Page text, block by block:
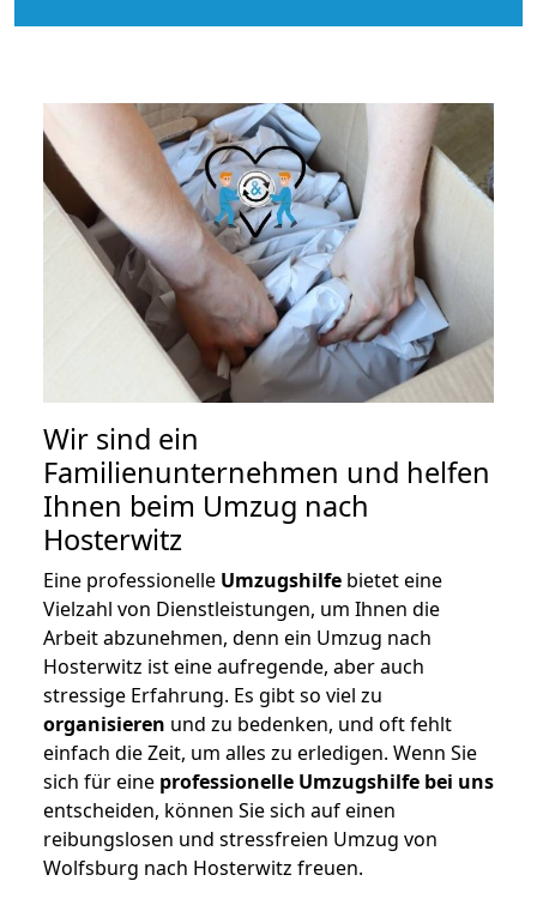
Wir sind ein
Familienunternehmen und helfen
Ihnen beim Umzug nach
Hosterwitz
Eine professionelle Umzugshilfe bietet eine
Vielzahl von Dienstleistungen, um Ihnen die
Arbeit abzunehmen, denn ein Umzug nach
Hosterwitz ist eine aufregende, aber auch
stressige Erfahrung. Es gibt so viel zu
organisieren und zu bedenken, und oft fehlt
einfach die Zeit, um alles zu erledigen. Wenn Sie
sich für eine professionelle Umzugshilfe bei uns
entscheiden, können Sie sich auf einen
reibungslosen und stressfreien Umzug von
Wolfsburg nach Hosterwitz freuen.